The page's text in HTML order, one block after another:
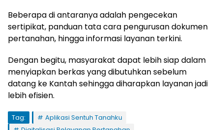
Beberapadiantaranyaadalah pengecekan
sertipikat, panduan tatacara pengurusandokumen
pertanahan, hinggainformasi layanan terkini.
Dengan begitu, masyarakat dapat lebihsiapdalam
menyiapkan berkasyangdibutuhkansebelum
datang ke Kantahsehinggadiharapkan layananjadi
lebihefisien.
Tag:
Aplikasi Sentuh Tanahku